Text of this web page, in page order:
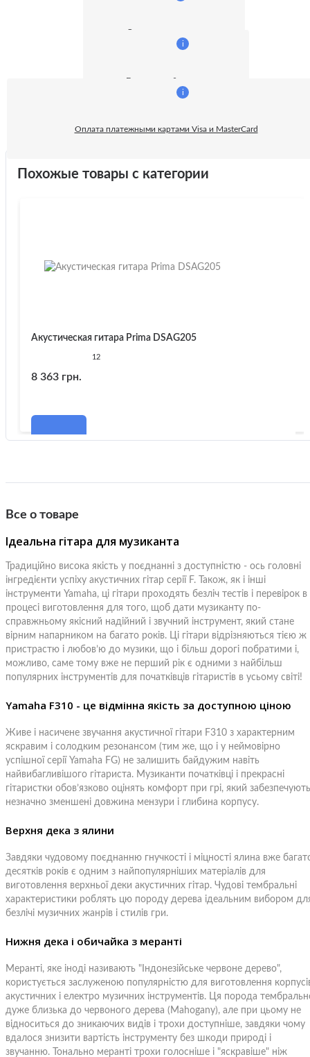
Оплата наличными
Безналичный расчет:
i
Оплата платежными картами Visa и MasterCard
i
Похожые товары с категории
12
Акустическая гитара Prima DSAG205
8 363 грн.
Все о товаре
Ідеальна гітара для музиканта
Традиційно висока якість у поєднанні з доступністю - ось головні
інгредієнти успіху акустичних гітар серії F. Також, як і інші
інструменти Yamaha, ці гітари проходять безліч тестів і перевірок в
процесі виготовлення для того, щоб дати музиканту по-
справжньому якісний надійний і звучний інструмент, який стане
вірним напарником на багато років. Ці гітари відрізняються тією ж
пристрастю і любов’ю до музики, що і більш дорогі побратими і,
можливо, саме тому вже не перший рік є одними з найбільш
популярних інструментів для початківців гітаристів в усьому світі!
Yamaha F310 - це відмінна якість за доступною ціною
Живе і насичене звучання акустичної гітари F310 з характерним
яскравим і солодким резонансом (тим же, що і у неймовірно
успішної серії Yamaha FG) не залишить байдужим навіть
найвибагливішого гітариста. Музиканти початківці і прекрасні
гітаристки обов’язково оцінять комфорт при грі, який забезпечують
незначно зменшені довжина мензури і глибина корпусу.
Верхня дека з ялини
Завдяки чудовому поєднанню гнучкості і міцності ялина вже
десятків років є одним з найпопулярніших матеріалів для
виготовлення верхньої деки акустичних гітар. Чудові тембральні
характеристики роблять цю породу дерева ідеальним вибором
безлічі музичних жанрів і стилів гри.
Нижня дека і обичайка з меранті
Меранті, яке іноді називають "Індонезійське червоне дерево",
користується заслуженою популярністю для виготовлення
акустичних і електро музичних інструментів. Ця порода
дуже близька до червоного дерева (Mahogany), але при цьому не
відноситься до зникаючих видів і трохи доступніше, завдяки чому
вдалося знизити вартість інструменту без шкоди природі і
звучанню. Тонально меранті трохи голосніше і "яскравіше" ніж